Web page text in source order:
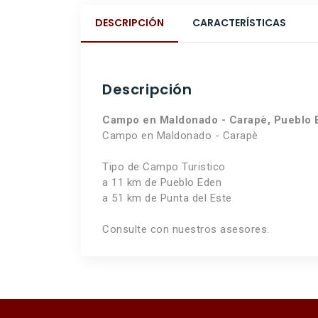
DESCRIPCIÓN CARACTERÍSTICAS
Descripción
Campo en Maldonado - Carapè, Pueblo
Campo en Maldonado - Carapè
Tipo de Campo Turistico
a 11 km de Pueblo Eden
a 51 km de Punta del Este
Consulte con nuestros asesores.